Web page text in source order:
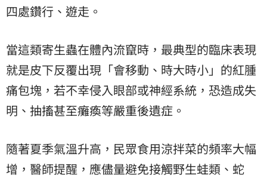
四處鑽行、遊走。
當這類寄生蟲在體內流竄時，最典型的臨床表現
就是皮下反覆出現「會移動、時大時小」的紅腫
痛包塊，若不幸侵入眼部或神經系統，恐造成失
明、抽搐甚至癱瘓等嚴重後遺症。
隨著夏季氣溫升高，民眾食用涼拌菜的頻率大幅
增，醫師提醒，應儘量避免接觸野生蛙類、蛇